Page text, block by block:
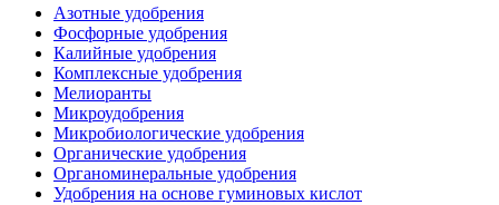
Азотные удобрения
Фосфорные удобрения
Калийные удобрения
Комплексные удобрения
Мелиоранты
Микроудобрения
Микробиологические удобрения
Органические удобрения
Органоминеральные удобрения
Удобрения на основе гуминовых кислот